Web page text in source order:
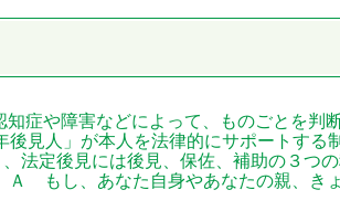
症や障害などによって、ものごとを判
後見人」が本人を法律的にサポートする
、法定後見には後見、保佐、補助の３
Ａ もし、あなた自身やあなたの親、き